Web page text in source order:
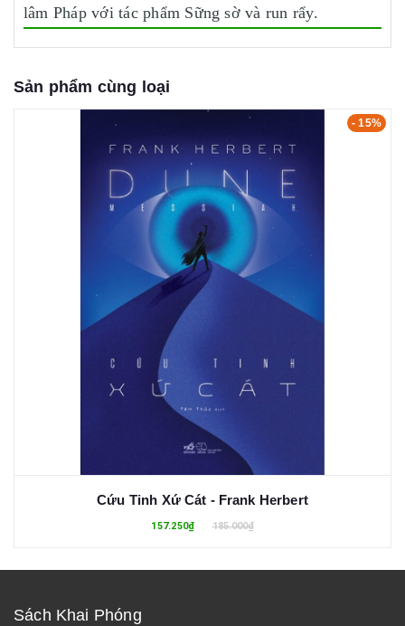
lâm Pháp với tác phẩm Sững sờ và run rẩy.
Sản phẩm cùng loại
- 15%
Cứu Tinh Xứ Cát - Frank Herbert
157.250₫ 185.000₫
Sách Khai Phóng